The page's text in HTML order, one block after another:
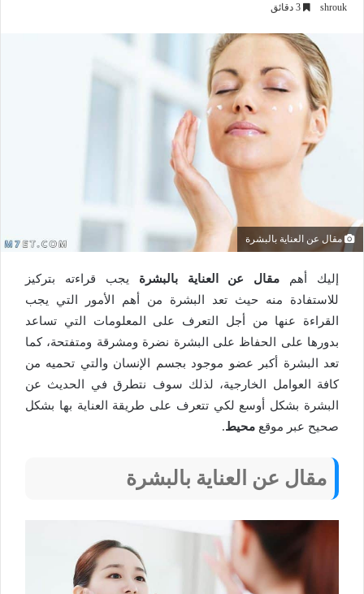
shrouk
مقال عن العناية بالبشرة
إليك أهم مقال عن العناية بالبشرة يجب قراءته بتركيز
للاستفادة منه حيث تعد البشرة من أهم الأمور التي يجب
القراءة عنها من أجل التعرف على المعلومات التي تساعد
بدورها على الحفاظ على البشرة نضرة ومشرقة ومتفتحة، كما
تعد البشرة أكبر عضو موجود بجسم الإنسان والتي تحميه من
كافة العوامل الخارجية، لذلك سوف نتطرق في الحديث عن
البشرة بشكل أوسع لكي تتعرف على طريقة العناية بها بشكل
صحيح عبر موقع محيط.
مقال عن العناية بالبشرة